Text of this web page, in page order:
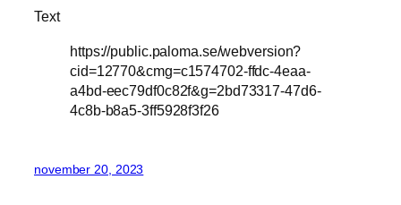
Text
https://public.paloma.se/webversion?
cid=12770&cmg=c1574702-ffdc-4eaa-
a4bd-eec79df0c82f&g=2bd73317-47d6-
4c8b-b8a5-3ff5928f3f26
november 20, 2023